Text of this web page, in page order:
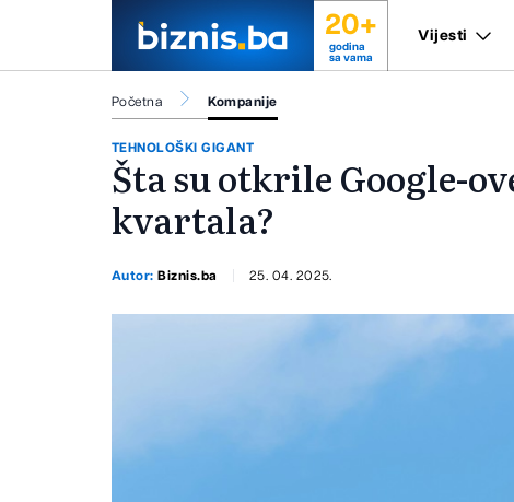
20+
godina
sa vama
Vijesti
Početna Kompanije
TEHNOLOŠKI GIGANT
Šta su otkrile Google-
kvartala?
Autor:Biznis.ba 25. 04. 2025.